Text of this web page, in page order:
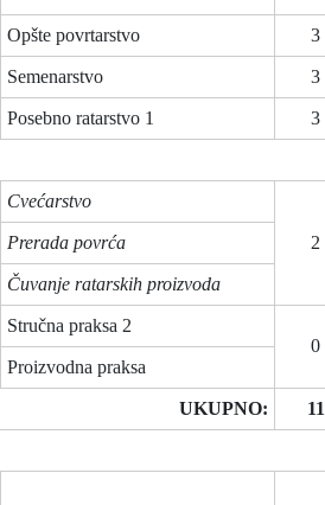
Opšte povrtarstvo 3
Semenarstvo 3
Posebno ratarstvo 1 3
Cvećarstvo
2
Prerada povrća
Čuvanje ratarskih proizvoda
Stručna praksa 2
0
Proizvodna praksa
UKUPNO: 11